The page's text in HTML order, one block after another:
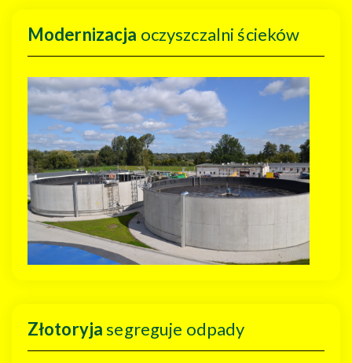
Modernizacja oczyszczalni ścieków
Złotoryjasegreguje odpady